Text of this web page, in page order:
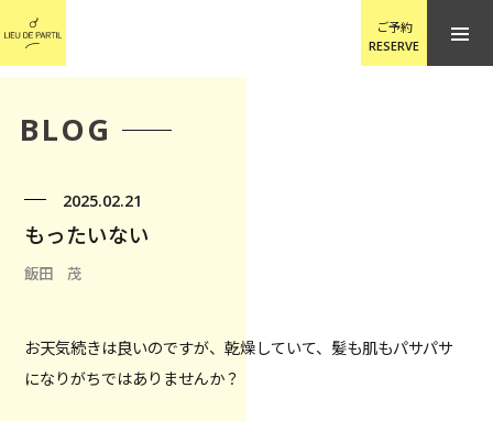
ご予約
RESERVE
BLOG
2025.02.21
もったいない
飯田 茂
お天気続きは良いのですが、乾燥していて、髪も肌もパサパサ
になりがちではありませんか？